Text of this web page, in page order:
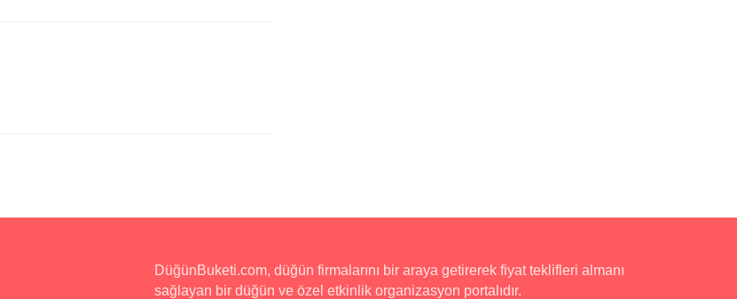
DüğünBuketi.com, düğün firmalarını bir araya getirerek fiyat teklifleri almanı
sağlayan bir düğün ve özel etkinlik organizasyon portalıdır.